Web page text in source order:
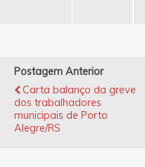
Postagem Anterior
Carta balanço da greve
dos trabalhadores
municipais de Porto
Alegre/RS